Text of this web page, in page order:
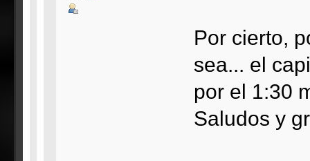
Por cierto,
sea... el
por el 1:30
Saludos y